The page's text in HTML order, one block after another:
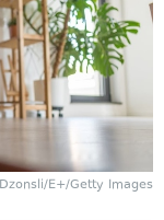
E+/Getty Images